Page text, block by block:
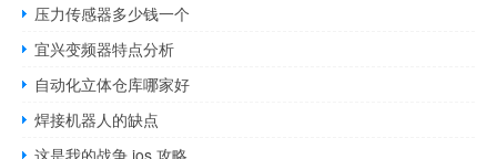
压力传感器多少钱一个
宜兴变频器特点分析
自动化立体仓库哪家好
焊接机器人的缺点
这是我的战争 ios 攻略